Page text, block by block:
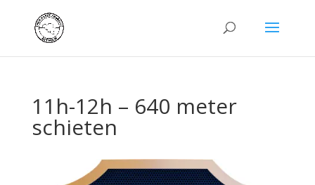
11h-12h – 640 meter
schieten